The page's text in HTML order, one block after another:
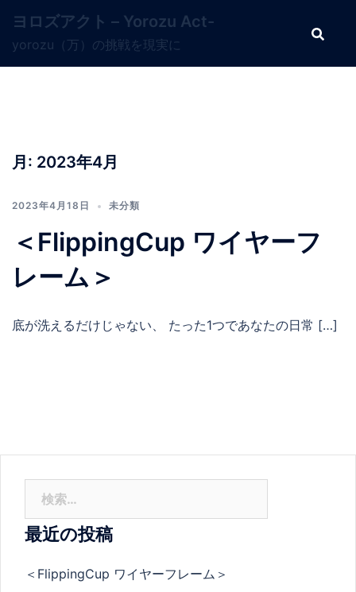
ン
ヨロズアクト – Yorozu Act-
yorozu（万）の挑戦を現実に
月: 2023年4月
2023年4月18日 未分類
＜FlippingCup ワイヤーフ
レーム＞
底が洗えるだけじゃない、 たった1つであなたの日常 […]
最近の投稿
＜FlippingCup ワイヤーフレーム＞